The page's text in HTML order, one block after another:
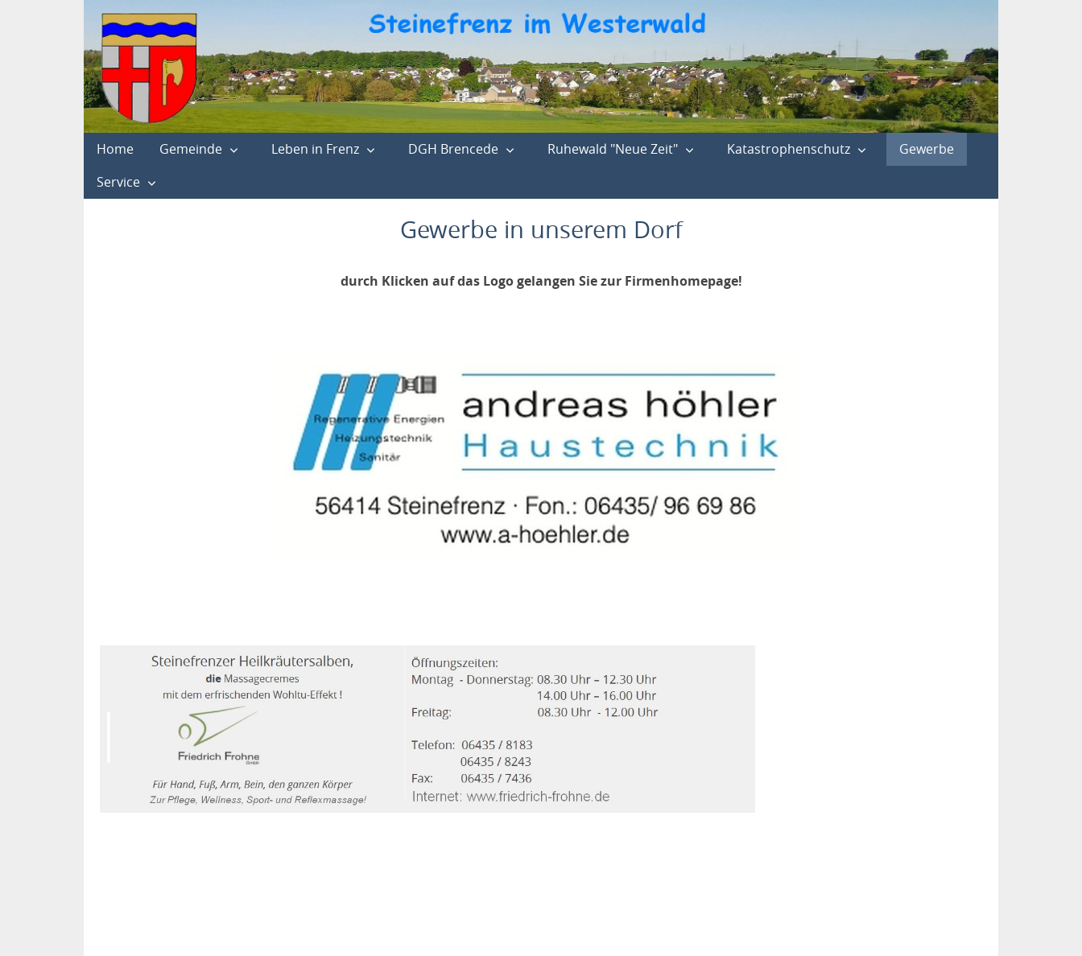
Home Gemeinde Leben in Frenz DGH Brencede Ruhewald "Neue Zeit" Katastrophenschutz
Gewerbe
Service
Gewerbe in unserem Dorf
durch Klicken auf das Logo gelangen Sie zur Firmenhomepage!